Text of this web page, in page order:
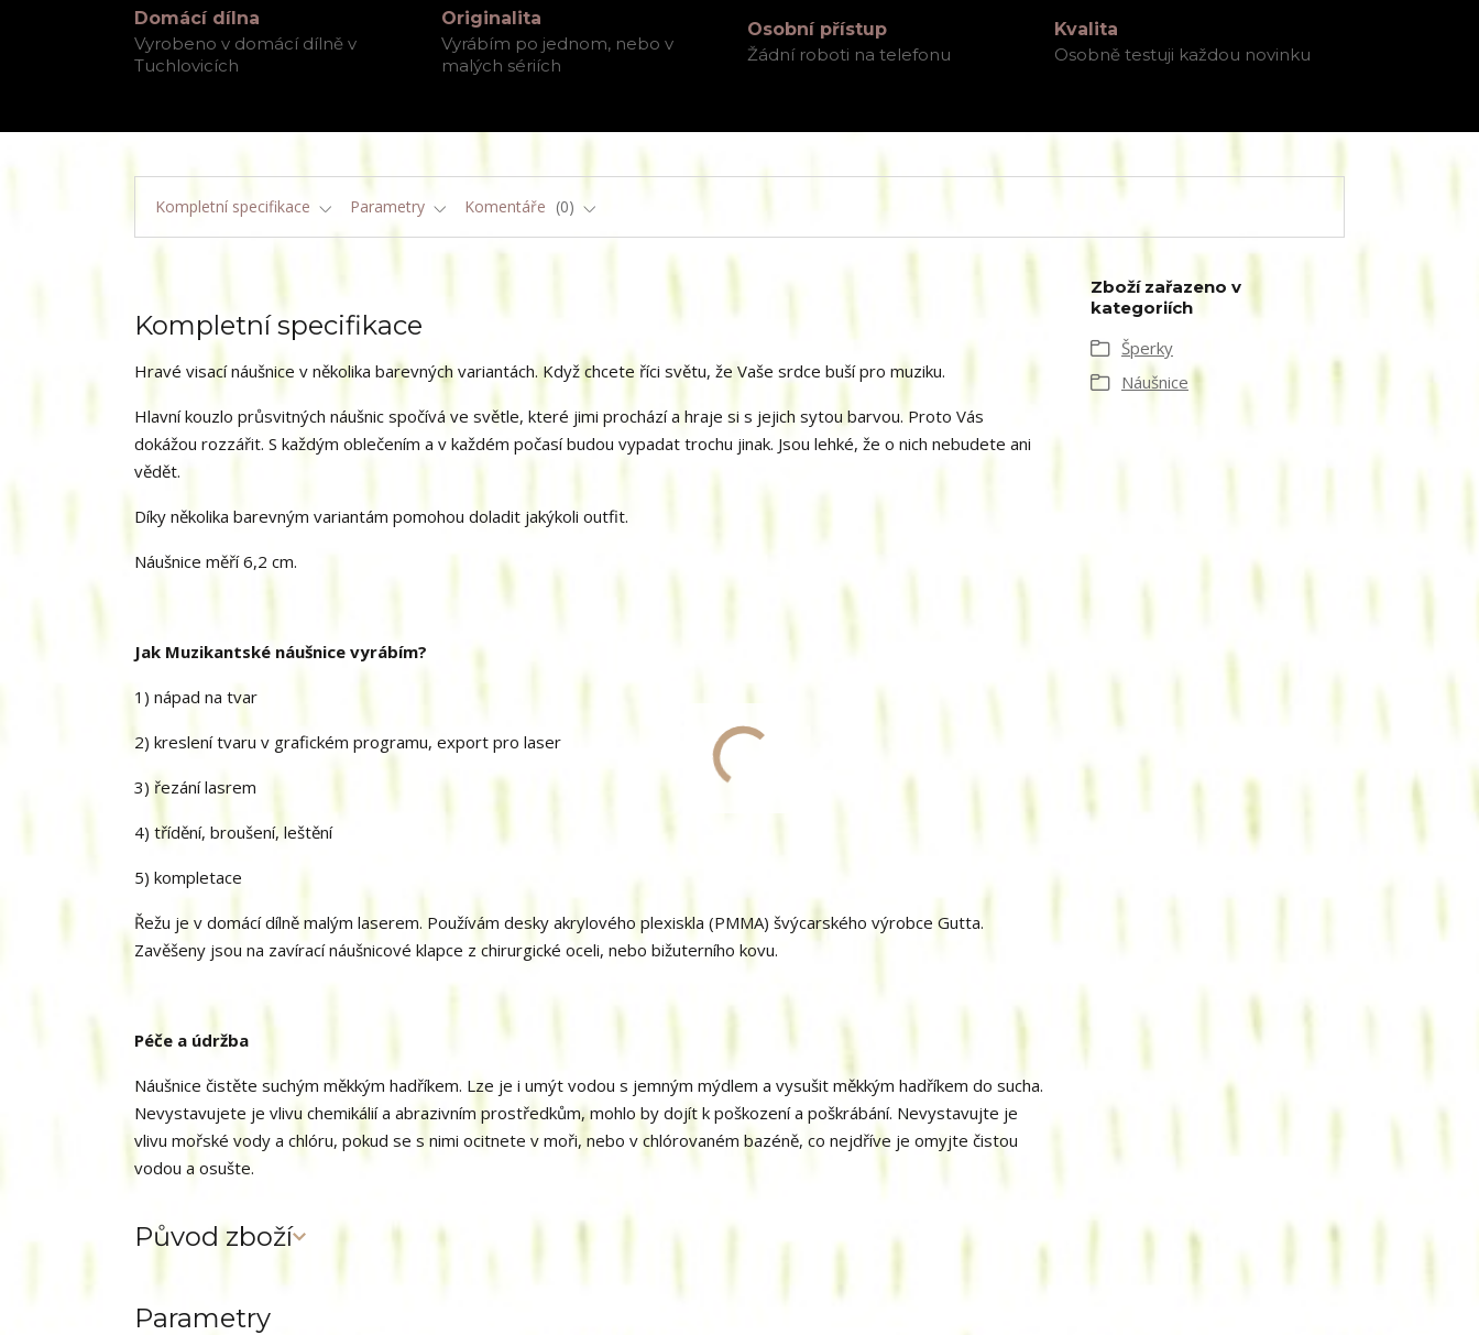
Domácí dílna
Vyrobeno v domácí dílně v
Tuchlovicích
Originalita
Vyrábím po jednom, nebo v
malých sériích
Osobní přístup
Žádní roboti na telefonu
Kvalita
Osobně testuji každou novinku
Kompletní specifikace Parametry Komentáře 0
Kompletní specifikace
Hravé visací náušnice v několika barevných variantách. Když chcete říci světu, že Vaše srdce buší pro muziku.
Hlavní kouzlo průsvitných náušnic spočívá ve světle, které jimi prochází a hraje si s jejich sytou barvou. Proto Vás
dokážou rozzářit. S každým oblečením a v každém počasí budou vypadat trochu jinak. Jsou lehké, že o nich nebudete ani
vědět.
Díky několika barevným variantám pomohou doladit jakýkoli outfit.
Náušnice měří 6,2 cm.
Jak Muzikantské náušnice vyrábím?
1) nápad na tvar
2) kreslení tvaru v grafickém programu, export pro laser
3) řezání lasrem
4) třídění, broušení, leštění
5) kompletace
Řežu je v domácí dílně malým laserem. Používám desky akrylového plexiskla (PMMA) švýcarského výrobce Gutta.
Zavěšeny jsou na zavírací náušnicové klapce z chirurgické oceli, nebo bižuterního kovu.
Péče a údržba
Náušnice čistěte suchým měkkým hadříkem. Lze je i umýt vodou s jemným mýdlem a vysušit měkkým hadříkem do sucha.
Nevystavujete je vlivu chemikálií a abrazivním prostředkům, mohlo by dojít k poškození a poškrábání. Nevystavujte je
vlivu mořské vody a chlóru, pokud se s nimi ocitnete v moři, nebo v chlórovaném bazéně, co nejdříve je omyjte čistou
vodou a osušte.
Původ zboží
Parametry
Zboží zařazeno v
kategoriích
Šperky
Náušnice